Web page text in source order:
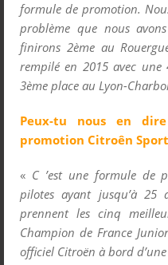
formule de promotion.
problème que nous
finirons 2èmeau
rempilé en 2015 avec une
3ème place au Lyon-
Peux-tu nous en
promotion Citroên
« C ’est une formule de
pilotes ayant jusqu’à
prennent les cinq
Champion de France
officiel Citroën à bord